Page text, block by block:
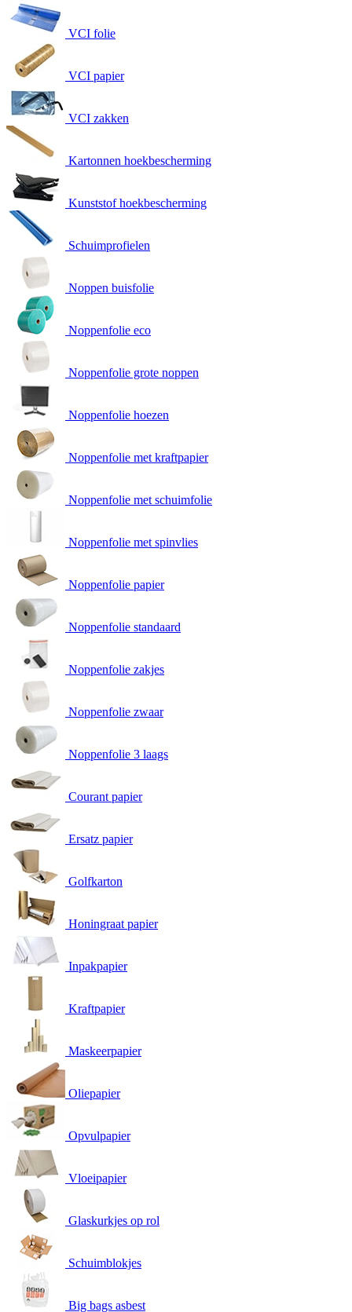
VCI folie
VCI papier
VCI zakken
Kartonnen hoekbescherming
Kunststof hoekbescherming
Schuimprofielen
Noppen buisfolie
Noppenfolie eco
Noppenfolie grote noppen
Noppenfolie hoezen
Noppenfolie met kraftpapier
Noppenfolie met schuimfolie
Noppenfolie met spinvlies
Noppenfolie papier
Noppenfolie standaard
Noppenfolie zakjes
Noppenfolie zwaar
Noppenfolie 3 laags
Courant papier
Ersatz papier
Golfkarton
Honingraat papier
Inpakpapier
Kraftpapier
Maskeerpapier
Oliepapier
Opvulpapier
Vloeipapier
Glaskurkjes op rol
Schuimblokjes
Big bags asbest